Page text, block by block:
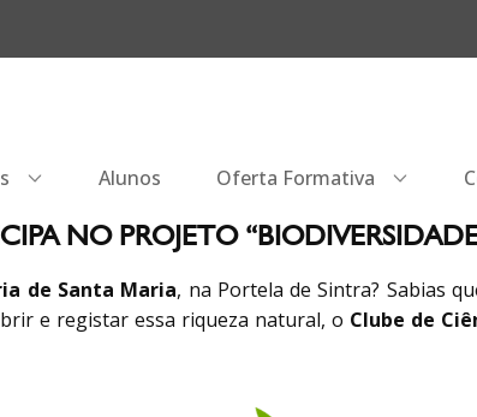
Alunos Oferta Formativa
NO PROJETO
de Santa Maria, na Portela de Sintra? Sabias
e registar essa riqueza natural, o Clube de